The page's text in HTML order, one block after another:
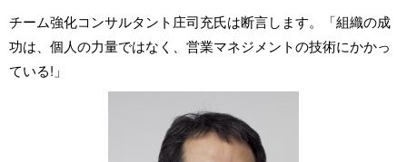
チーム強化コンサルタント庄司充氏は断言します。「組織の成
功は、個人の力量ではなく、営業マネジメントの技術にかかっ
ている!」